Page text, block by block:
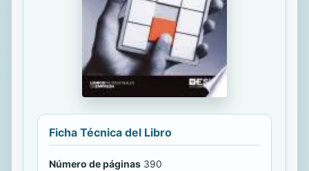
Ficha Técnica del Libro
Número de páginas 390